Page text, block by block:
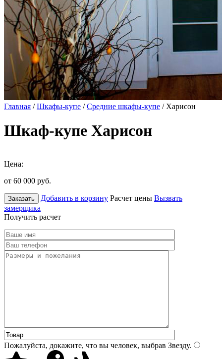
Главная /Шкафы-купе /Средние шкафы-купе / Харисон
Шкаф-купе Харисон
Цена:
от 60 000 руб.
Заказать Добавить в корзину Расчет цены Вызвать
замерщика
Получить расчет
Пожалуйста, докажите, что вы человек, выбрав Звезду.